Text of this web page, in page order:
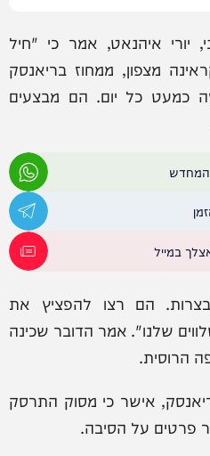
יורי איהנאט, אמר כי "חיל
מצפון, ממחוז בריאנסק
כמעט כל יום. הם מבצעים
המחדש
במייל
הם רצו להפציץ את
שלנו". אמר הדובר שכינה
הרוסית.
אישר כי מסוק התרסק
פרטים על הסיבה.